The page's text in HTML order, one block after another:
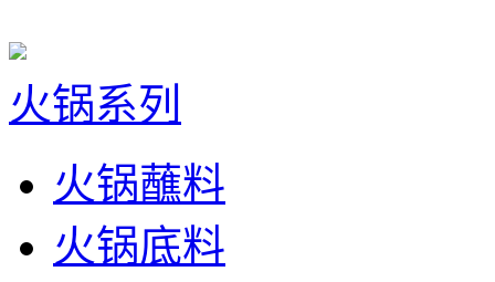
火锅系列
火锅蘸料
火锅底料